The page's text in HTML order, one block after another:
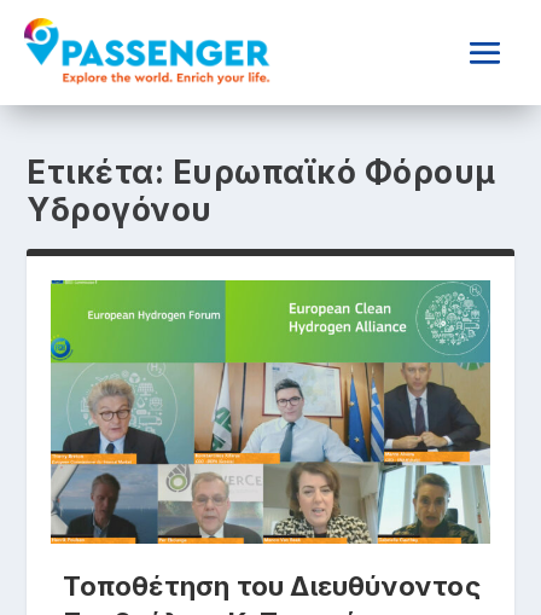
Ετικέτα: Ευρωπαϊκό Φόρουμ
Υδρογόνου
Τοποθέτηση του Διευθύνοντος